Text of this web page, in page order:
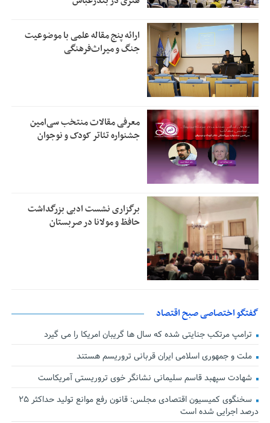
ارائه پنج مقاله علمی با موضوعیت
جنگ و میراث‌فرهنگی
معرفی مقالات منتخب سی‌امین
جشنواره تئاتر کودک و نوجوان
برگزاری نشست ادبی بزرگداشت
حافظ و مولانا در صربستان
گفتگو اختصاصی صبح اقتصاد
ترامپ مرتکب جنایتی شده که سال ها گریبان امریکا را می گیرد
ملت و جمهوری اسلامی ایران قربانی تروریسم هستند
شهادت سپهبد قاسم سلیمانی نشانگر خوی تروریستی آمریکاست
سخنگوی کمیسیون اقتصادی مجلس: قانون رفع موانع تولید حداکثر ۲۵
درصد اجرایی شده است